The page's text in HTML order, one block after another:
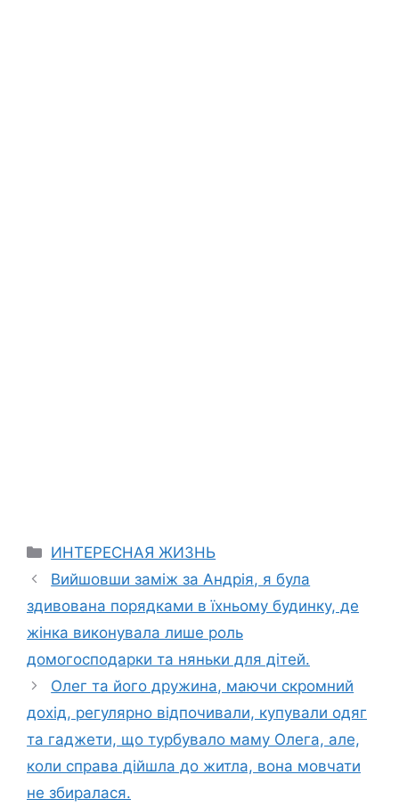
Categories
ИНТЕРЕСНАЯ ЖИЗНЬ
Вийшовши заміж за Андрія, я була
здивована порядками в їхньому будинку, де
жінка виконувала лише роль
домогосподарки та няньки для дітей.
Олег та його дружина, маючи скромний
дохід, регулярно відпочивали, купували одяг
та гаджети, що турбувало маму Олега, але,
коли справа дійшла до житла, вона мовчати
не збиралася.